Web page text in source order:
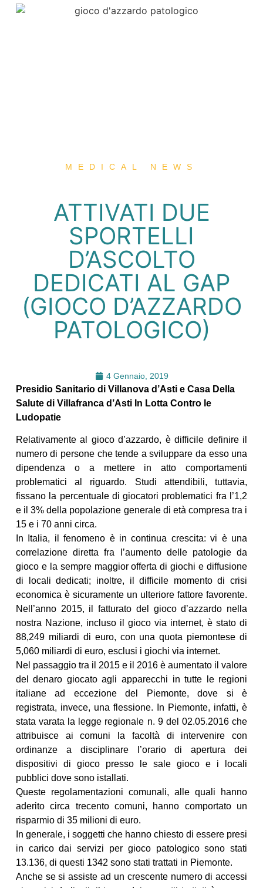
MEDICAL NEWS
ATTIVATI DUE
SPORTELLI
D’ASCOLTO
DEDICATI AL GAP
(GIOCO D’AZZARDO
PATOLOGICO)
4 Gennaio, 2019
Presidio Sanitario di Villanova d’Asti e Casa Della
Salute di Villafranca d’Asti In Lotta Contro le
Ludopatie
Relativamente al gioco d’azzardo, è difficile definire il
numero di persone che tende a sviluppare da esso una
dipendenza o a mettere in atto comportamenti
problematici al riguardo. Studi attendibili, tuttavia,
fissano la percentuale di giocatori problematici fra l’1,2
e il 3% della popolazione generale di età compresa tra i
15 e i 70 anni circa.
In Italia, il fenomeno è in continua crescita: vi è una
correlazione diretta fra l’aumento delle patologie da
gioco e la sempre maggior offerta di giochi e diffusione
di locali dedicati; inoltre, il difficile momento di crisi
economica è sicuramente un ulteriore fattore favorente.
Nell’anno 2015, il fatturato del gioco d’azzardo nella
nostra Nazione, incluso il gioco via internet, è stato di
88,249 miliardi di euro, con una quota piemontese di
5,060 miliardi di euro, esclusi i giochi via internet.
Nel passaggio tra il 2015 e il 2016 è aumentato il valore
del denaro giocato agli apparecchi in tutte le regioni
italiane ad eccezione del Piemonte, dove si è
registrata, invece, una flessione. In Piemonte, infatti, è
stata varata la legge regionale n. 9 del 02.05.2016 che
attribuisce ai comuni la facoltà di intervenire con
ordinanze a disciplinare l’orario di apertura dei
dispositivi di gioco presso le sale gioco e i locali
pubblici dove sono istallati.
Queste regolamentazioni comunali, alle quali hanno
aderito circa trecento comuni, hanno comportato un
risparmio di 35 milioni di euro.
In generale, i soggetti che hanno chiesto di essere presi
in carico dai servizi per gioco patologico sono stati
13.136, di questi 1342 sono stati trattati in Piemonte.
Anche se si assiste ad un crescente numero di accessi